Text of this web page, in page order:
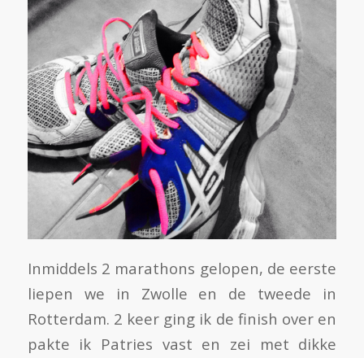
Inmiddels 2 marathons gelopen, de eerste
liepen we in Zwolle en de tweede in
Rotterdam. 2 keer ging ik de finish over en
pakte ik Patries vast en zei met dikke